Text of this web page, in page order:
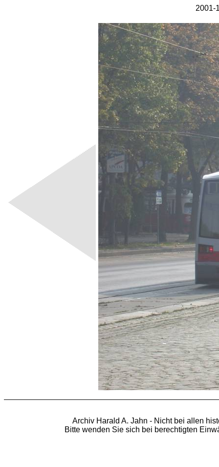
2001-
Archiv Harald A. Jahn - Nicht bei allen
Bitte wenden Sie sich bei berechtigten